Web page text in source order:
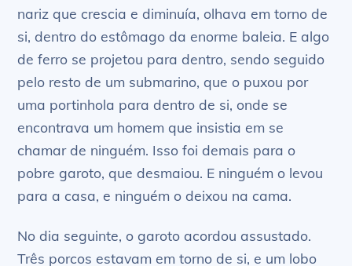
nariz que crescia e diminuía, olhava em torno de
si, dentro do estômago da enorme baleia. E algo
de ferro se projetou para dentro, sendo seguido
pelo resto de um submarino, que o puxou por
uma portinhola para dentro de si, onde se
encontrava um homem que insistia em se
chamar de ninguém. Isso foi demais para o
pobre garoto, que desmaiou. E ninguém o levou
para a casa, e ninguém o deixou na cama.
No dia seguinte, o garoto acordou assustado.
Três porcos estavam em torno de si, e um lobo